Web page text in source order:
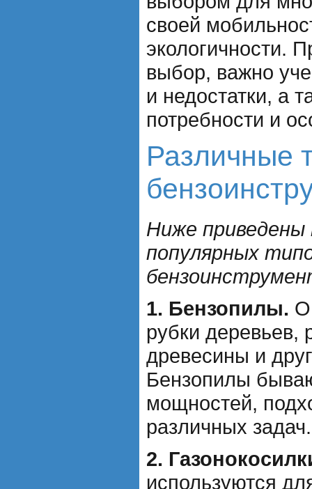
своей
экологичности.
выбор, важно
и недостатки, а
потребности и
Различные
Ниже
популярных
1. Бензопилы.
рубки деревьев,
древесины и
Бензопилы
мощностей,
различных задач.
2.
используются